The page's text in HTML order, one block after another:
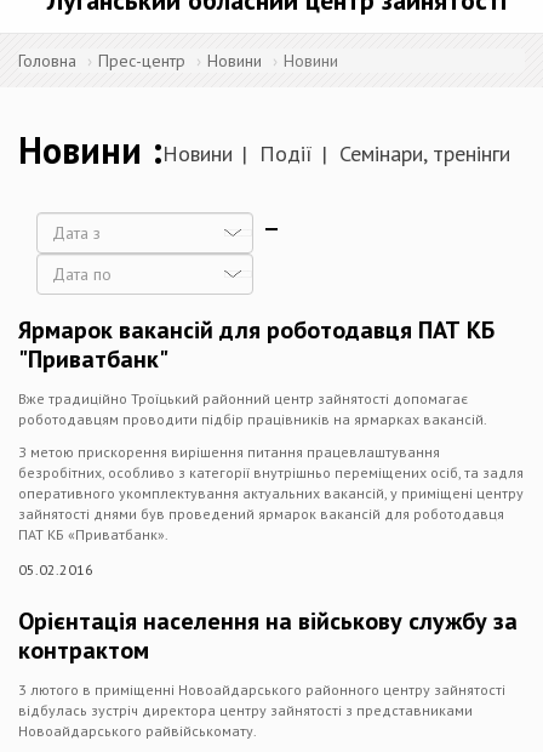
Головна Прес-центр Новини Новини
Новини Новини Події Семінари, тренінги
Дата
Ярмарок вакансій для роботодавця ПАТ КБ
"Приватбанк"
Вже традиційно Троїцький районний центр зайнятості допомагає
роботодавцям проводити підбір працівників на ярмарках вакансій.
З метою прискорення вирішення питання працевлаштування
безробітних, особливо з категорії внутрішньо переміщених осіб, та задля
оперативного укомплектування актуальних вакансій, у приміщені центру
зайнятості днями був проведений ярмарок вакансій для роботодавця
ПАТ КБ «Приватбанк».
05.02.2016
Орієнтація населення на військову службу за
контрактом
3 лютого в приміщенні Новоайдарського районного центру зайнятості
відбулась зустріч директора центру зайнятості з представниками
Новоайдарського райвійськомату.